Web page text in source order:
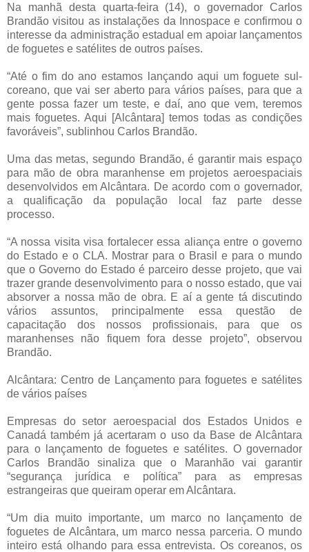
Na manhã desta quarta-feira (14), o governador Carlos
Brandão visitou as instalações da Innospace e confirmou o
interesse da administração estadual em apoiar lançamentos
de foguetes e satélites de outros países.
“Até o fim do ano estamos lançando aqui um foguete sul-
coreano, que vai ser aberto para vários países, para que a
gente possa fazer um teste, e daí, ano que vem, teremos
mais foguetes. Aqui [Alcântara] temos todas as condições
favoráveis”, sublinhou Carlos Brandão.
Uma das metas, segundo Brandão, é garantir mais espaço
para mão de obra maranhense em projetos aeroespaciais
desenvolvidos em Alcântara. De acordo com o governador,
a qualificação da população local faz parte desse
processo.
“A nossa visita visa fortalecer essa aliança entre o governo
do Estado e o CLA. Mostrar para o Brasil e para o mundo
que o Governo do Estado é parceiro desse projeto, que vai
trazer grande desenvolvimento para o nosso estado, que vai
absorver a nossa mão de obra. E aí a gente tá discutindo
vários assuntos, principalmente essa questão de
capacitação dos nossos profissionais, para que os
maranhenses não fiquem fora desse projeto”, observou
Brandão.
Alcântara: Centro de Lançamento para foguetes e satélites
de vários países
Empresas do setor aeroespacial dos Estados Unidos e
Canadá também já acertaram o uso da Base de Alcântara
para o lançamento de foguetes e satélites. O governador
Carlos Brandão sinaliza que o Maranhão vai garantir
“segurança jurídica e política” para as empresas
estrangeiras que queiram operar em Alcântara.
“Um dia muito importante, um marco no lançamento de
foguetes de Alcântara, um marco nessa parceria. O mundo
inteiro está olhando para essa entrevista. Os coreanos, os